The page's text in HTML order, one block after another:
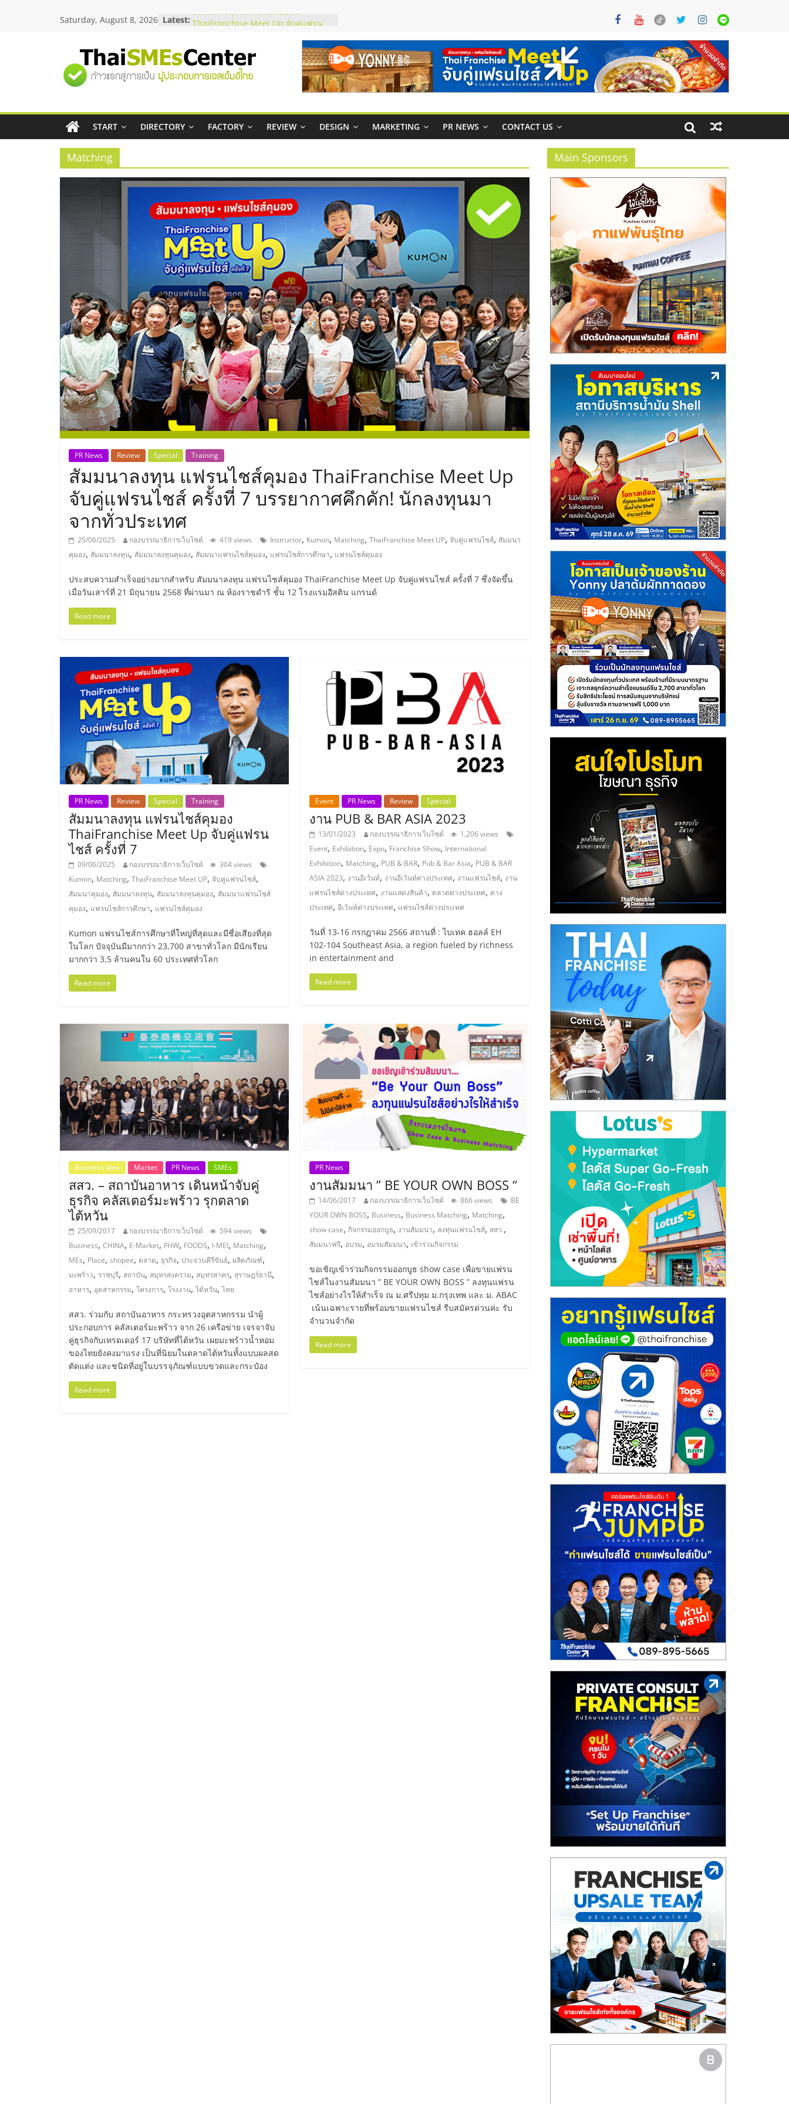
Saturday, August 8, 2026 Latest: สัมมนาลงทุน แฟรนไชส์ยอนนี่
ร้านเครื่องเสียงคุณภาพสูง พร้อม
โซลูชันระบบภาพและเสียง
บริษัท Cybersecurity ในไทยที่ไหนดี?
วิธีเลือกผู้ให้บริการให้คุ้มค่าและตอบ
อยากหาเงินทุน เพิ่มสภาพคล่องให้ธุรกิจ
เริ่มยังไงให้ผ่านฉลุย
สัมมนาออนไลน์ โอกาสบริหารสถานี
"ศูนย์
รวม
ข้อมูล
ธุรกิจ
SME
แห่ง
ประเทศไทย,
ThaiSMEsCenter,
รวม
ธุรกิจ
เอ
ส
เอ็
มอี
ไทย,
SMEs,
แฟ
รน
ไชส์,
ที่
ปรึกษา
แฟ
รน
ไชส์,
รวม
แฟ
รน
ไชส์
ขาย
ไชส์
แฟ
รน
ไชส์
ขาย
หน้า
บ้าน
ลงทุน
น้อย
คืน
ทุน
START DIRECTORY FACTORY REVIEW DESIGN MARKETING PR NEWS CONTACT US
Matching
PR News Review Special Training
สัมมนาลงทุน แฟรนไชส์คุมอง ThaiFranchise Meet Up
จับคู่แฟรนไชส์ ครั้งที่ 7 บรรยากาศคึกคัก! นักลงทุนมา
จากทั่วประเทศ
25/06/2025 กองบรรณาธิการเว็บไซต์ 419 views Instructor, Kumon, Matching, ThaiFranchise Meet UP, จับคู่แฟรนไชส์, สัมมนา
คุมอง, สัมมนาลงทุน, สัมมนาลงทุนคุมอง, สัมมนาแฟรนไชส์คุมอง, แฟรนไชส์การศึกษา, แฟรนไชส์คุมอง
ประสบความสำเร็จอย่างมากสำหรับ สัมมนาลงทุน แฟรนไชส์คุมอง ThaiFranchise Meet Up จับคู่แฟรนไชส์ ครั้งที่ 7 ซึ่งจัดขึ้น
เมื่อวันเสาร์ที่ 21 มิถุนายน 2568 ที่ผ่านมา ณ ห้องราชดำริ ชั้น 12 โรงแรมอีสติน แกรนด์
Read more
PR News Review Special Training
สัมมนาลงทุน แฟรนไชส์คุมอง
ThaiFranchise Meet Up จับคู่แฟรน
ไชส์ ครั้งที่ 7
09/06/2025 กองบรรณาธิการเว็บไซต์
304 views
Kumon, Matching, ThaiFranchise Meet UP, จับคู่แฟรนไชส์,
สัมมนาคุมอง, สัมมนาลงทุน, สัมมนาลงทุนคุมอง, สัมมนาแฟรนไชส์
คุมอง, แฟรนไชส์การศึกษา, แฟรนไชส์คุมอง
Kumon แฟรนไชส์การศึกษาที่ใหญ่ที่สุดและมีชื่อเสียงที่สุด
ในโลก ปัจจุบันมีมากกว่า 23,700 สาขาทั่วโลก มีนักเรียน
มากกว่า 3.5 ล้านคนใน 60 ประเทศทั่วโลก
Read more
Event PR News Review Special
งาน PUB & BAR ASIA 2023
13/01/2023 กองบรรณาธิการเว็บไซต์
1,206 views
Event, Exhibition, Expo, Franchise Show, International
Exhibition, Matching, PUB & BAR, Pub & Bar Asia, PUB & BAR
ASIA 2023, งานอีเว้นท์, งานอีเว้นท์ต่างประเทศ, งานแฟรนไชส์, งาน
แฟรนไชส์ต่างประเทศ, งานแสดงสินค้า, ตลาดต่างประเทศ, ต่าง
ประเทศ,อีเว้นท์ต่างประเทศ, แฟรนไชส์ต่างประเทศ
วันที่ 13-16 กรกฎาคม 2566 สถานที่ : ไบเทค ฮอลล์ EH
102-104 Southeast Asia, a region fueled by richness
in entertainment and
Read more
Business Idea Market PR News SMEs
สสว. – สถาบันอาหาร เดินหน้าจับคู่
ธุรกิจ คลัสเตอร์มะพร้าว รุกตลาด
ไต้หวัน
25/09/2017 กองบรรณาธิการเว็บไซต์
594 views
Business, CHINA, E-Market, FHW, FOODS, I-MEI, Matching,
MEs, Place, shopee, ตลาด, ธุรกิจ, ประจวบคีรีขันธ์, ผลิตภัณฑ์,
มะพร้าว, ราชบุรี, สถาบัน, สมุทรสงคราม, สมุทรสาคร, สุราษฏร์ธานี,
อาหาร, อุตสาหกรรม, โครงการ, โรงงาน,ไต้หวัน,ไทย
สสว. ร่วมกับ สถาบันอาหาร กระทรวงอุตสาหกรรม นำผู้
ประกอบการ คลัสเตอร์มะพร้าว จาก 26 เครือข่าย เจรจาจับ
คู่ธุรกิจกับเทรดเดอร์ 17 บริษัทที่ไต้หวัน เผยมะพร้าวน้ำหอม
ของไทยยังคงมาแรง เป็นที่นิยมในตลาดไต้หวันทั้งแบบผลสด
ตัดแต่ง และชนิดที่อยู่ในบรรจุภัณฑ์แบบขวดและกระป๋อง
Read more
PR News
งานสัมมนา ” BE YOUR OWN BOSS “
14/06/2017 กองบรรณาธิการเว็บไซต์ 866 views
BE
YOUR OWN BOSS, Business, Business Matching, Matching,
show case,กิจกรรมออกบูธ, งานสัมมนา, ลงทุนแฟรนไชส์, สสว.,
สัมมนาฟรี, อบรม, อบรมสัมมนา, เข้าร่วมกิจกรรม
ขอเชิญเข้าร่วมกิจกรรมออกบูธ show case เพื่อขายแฟรน
ไชส์ในงานสัมมนา ” BE YOUR OWN BOSS ” ลงทุนแฟรน
ไชส์อย่างไรให้สำเร็จ ณ ม.ศรีปทุม ม.กรุงเทพ และ ม. ABAC
เน้นเฉพาะรายที่พร้อมขายแฟรนไชส์ รีบสมัครด่วนค่ะ รับ
จำนวนจำกัด
Read more
Main Sponsors